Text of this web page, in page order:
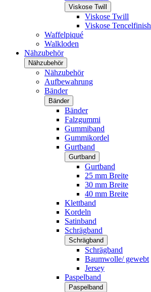
Viskose Twill
Viskose Twill
Viskose Tencelfinish
Waffelpiqué
Walkloden
Nähzubehör
Nähzubehör
Nähzubehör
Aufbewahrung
Bänder
Bänder
Bänder
Falzgummi
Gummiband
Gummikordel
Gurtband
Gurtband
Gurtband
25 mm Breite
30 mm Breite
40 mm Breite
Klettband
Kordeln
Satinband
Schrägband
Schrägband
Schrägband
Baumwolle/ gewebt
Jersey
Paspelband
Paspelband